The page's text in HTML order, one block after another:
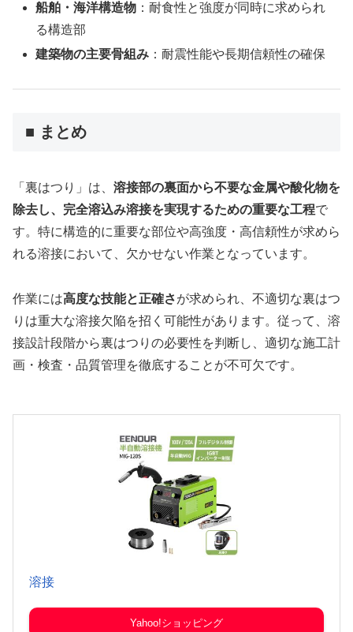
船舶・海洋構造物 ：耐食性と強度が同時に求められ
る構造部
建築物の主要骨組み ：耐震性能や長期信頼性の確保
■ まとめ
「裏はつり」は、 溶接部の裏面から不要な金属や酸化物を
除去し、完全溶込み溶接を実現するための重要な工程で
す。特に構造的に重要な部位や高強度・高信頼性が求めら
れる溶接において、欠かせない作業となっています。
作業には高度な技能と正確さが求められ、不適切な裏はつ
りは重大な溶接欠陥を招く可能性があります。従って、溶
接設計段階から裏はつりの必要性を判断し、適切な施工計
画・検査・品質管理を徹底することが不可欠です。
溶接
Yahoo!ショッピング